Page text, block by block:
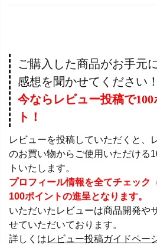
ご購入した商品がお手元
感想を聞かせてください！
今ならレビュー投稿で
ト！
レビューを投稿していただくと、
のお買い物からご使用いただける
トいたします。
プロフィール情報を全てチェック
100ポイントの進呈となります。
いただいたレビューは商品開発や
せていただいております。
詳しくはレビュー投稿ガイドペー